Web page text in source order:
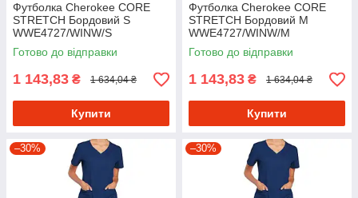
Футболка Cherokee CORE
STRETCH Бордовий S
WWE4727/WINW/S
Готово до відправки
1 143,83 ₴ 1 634,04 ₴
Купити
Футболка Cherokee CORE
STRETCH Бордовий M
WWE4727/WINW/M
Готово до відправки
1 143,83 ₴ 1 634,04 ₴
Купити
–30% –30%